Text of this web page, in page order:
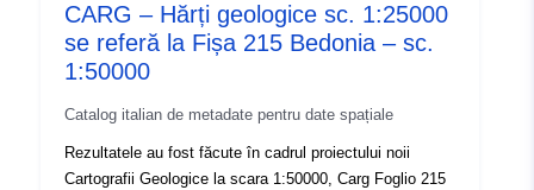
1:10000
CARG – Hărți geologice sc. 1:25000
se referă la Fișa 215 Bedonia – sc.
1:50000
Catalog italian de metadate pentru date spațiale
Rezultatele au fost făcute în cadrul proiectului noii
Cartografii Geologice la scara 1:50000, Carg Foglio 215